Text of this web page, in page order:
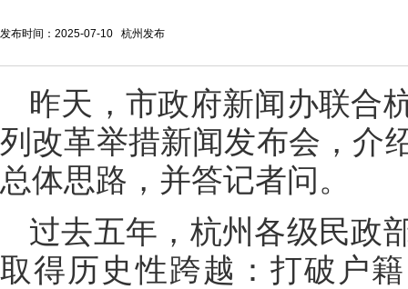
发布时间：2025-07-10 杭州发布
昨天，市政府新闻办联合
列改革举措新闻发布会，介
总体思路，并答记者问。
过去五年，杭州各级民政
取得历史性跨越：打破户